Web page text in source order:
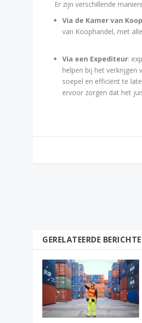
Er zijn verschillende
Via de Kamer van
van Koophandel, met
Via een Expediteur:
helpen bij het verkrijgen
soepel en efficiënt te
ervoor zorgen dat het
GERELATEERDE